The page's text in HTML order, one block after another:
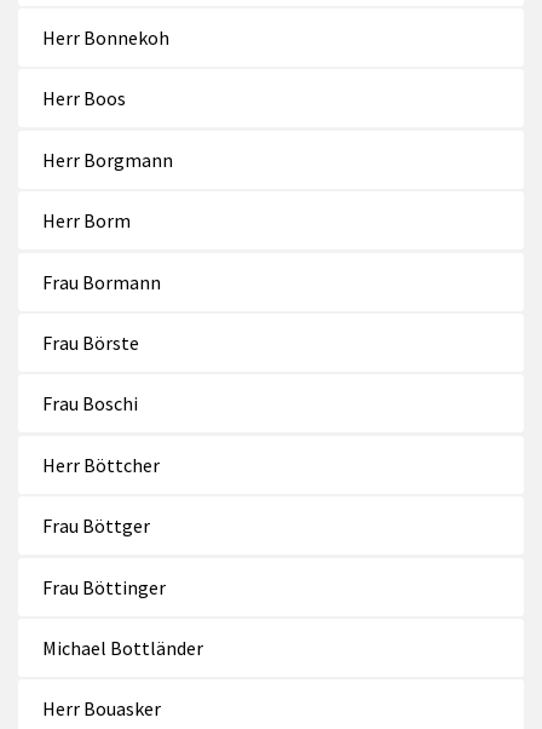
Herr Bonnekoh
Herr Boos
Herr Borgmann
Herr Borm
Frau Bormann
Frau Börste
Frau Boschi
Herr Böttcher
Frau Böttger
Frau Böttinger
Michael Bottländer
Herr Bouasker